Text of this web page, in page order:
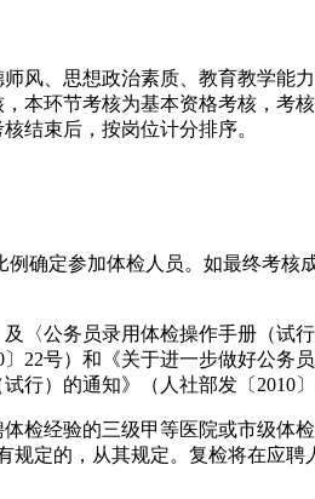
风、思想政治素质、教育教学
本环节考核为基本资格考核，
结束后，按岗位计分排序。
确定参加体检人员。如最终考
〈公务员录用体检操作手册（试
22号）和《关于进一步做好公
行）的通知》（人社部发〔2010〕
检经验的三级甲等医院或市级
定的，从其规定。复检将在应